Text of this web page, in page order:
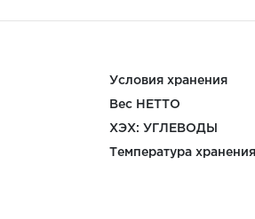
Условия хранения
Вес НЕТТО
ХЭХ: УГЛЕВОДЫ
Температура хранения